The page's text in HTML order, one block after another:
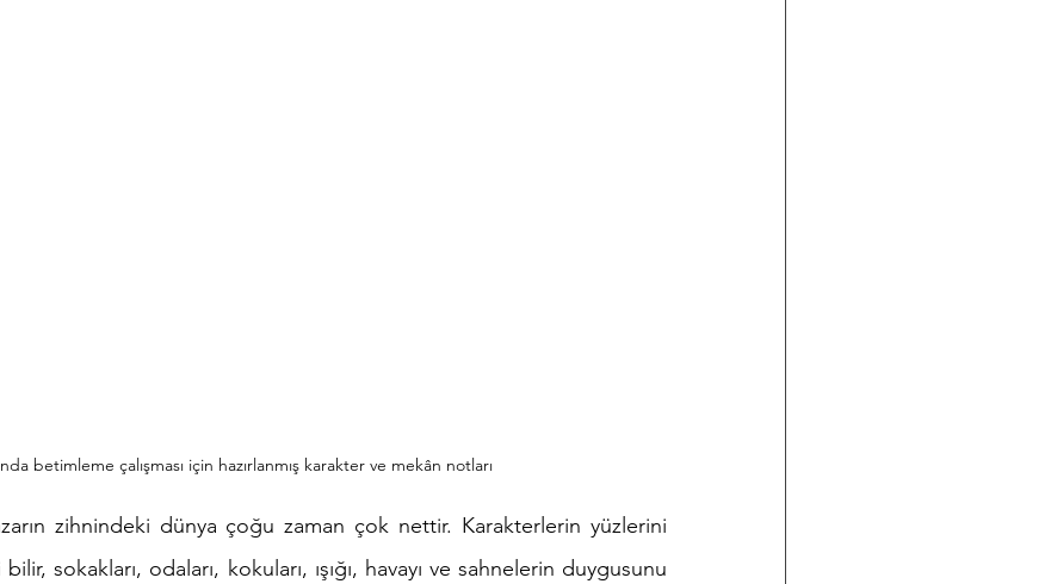
betimleme çalışması için hazırlanmış karakter ve mekân notları
zihnindeki dünya çoğu zaman çok nettir. Karakterlerin yüzlerini
sokakları, odaları, kokuları, ışığı, havayı ve sahnelerin duygusunu